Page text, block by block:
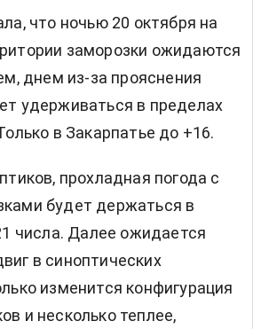
что ночью 20 октября на
заморозки ожидаются
днем из-за прояснения
удерживаться в пределах
в Закарпатье до +16.
прохладная погода с
будет держаться в
числа. Далее ожидается
в синоптических
изменится конфигурация
и несколько теплее,